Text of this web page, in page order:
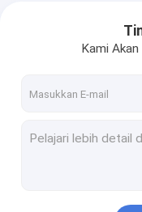
Bagian
Stamping Logam
Kami